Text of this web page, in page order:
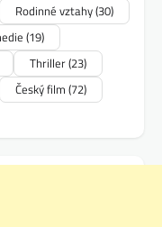
Rodinné vztahy(30)
(19)
Thriller(23)
Český film (72)